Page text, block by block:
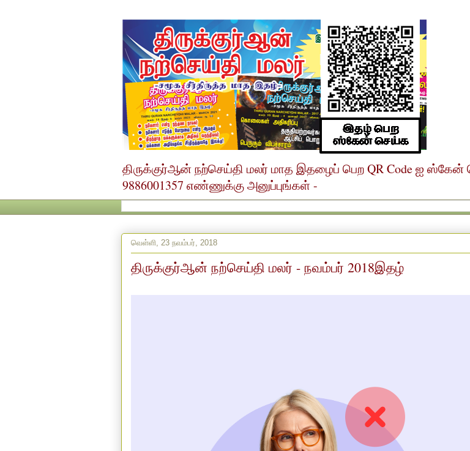
திருக்குர்ஆன் நற்செய்தி மலர் மாத இதழைப் பெற QR Code ஐ
9886001357 எண்ணுக்கு அனுப்புங்கள் -
வெள்ளி, 23 நவம்பர், 2018
திருக்குர்ஆன் நற்செய்தி மலர் - நவம்பர் 2018இதழ்